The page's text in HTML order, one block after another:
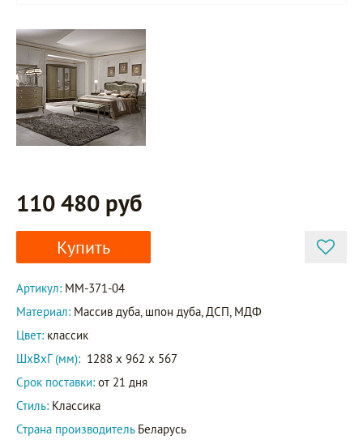
110 480 руб
Купить
Артикул: ММ-371-04
Материал: Массив дуба, шпон дуба, ДСП, МДФ
Цвет: классик
ШxВxГ (мм): 1288 x 962 x 567
Срок поставки: от 21 дня
Стиль: Классика
Страна производитель Беларусь